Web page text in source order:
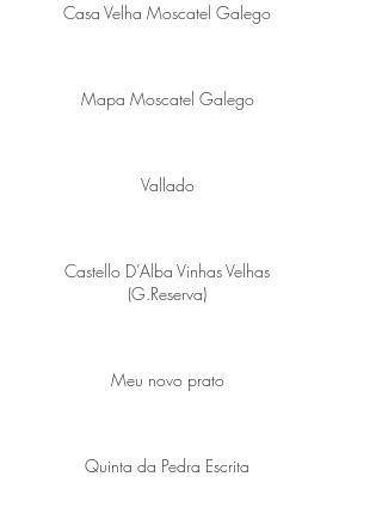
Casa Velha Moscatel Galego
Mapa Moscatel Galego
Vallado
Castello D’Alba Vinhas Velhas
(G.Reserva)
Meu novo prato
Quinta da Pedra Escrita